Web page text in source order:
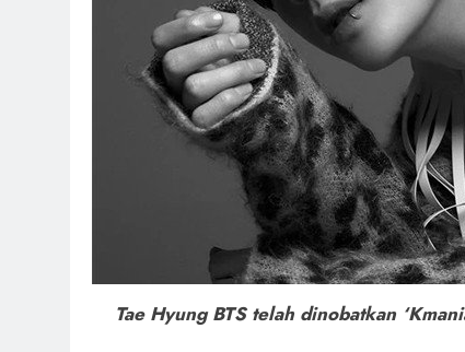
Tae Hyung BTS telah dinobatkan